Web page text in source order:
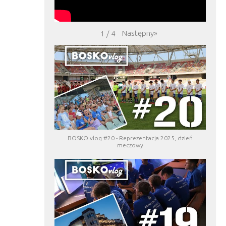
1 / 4 Następny»
BOSKO vlog #20 - Reprezentacja 2025, dzień
meczowy